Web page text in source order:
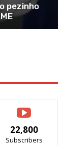
pezinho
22,800
Subscribers